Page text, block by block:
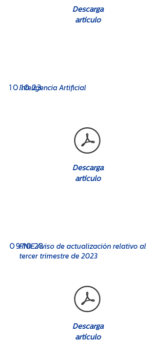
Descarga
artículo
10.10.23
Inteligencia Artificial
Descarga
artículo
0 9.10.23
RNIE Aviso de actualización relativo al
tercer trimestre de 2023
Descarga
artículo